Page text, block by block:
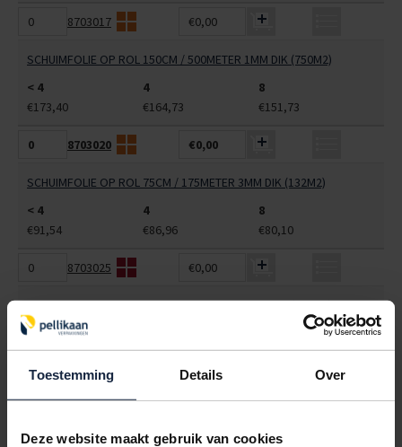
Toestemming Details Over
Deze website maakt gebruik van cookies
8703017 €0,00
SCHUIMFOLIE OP ROL 150CM / 500METER 1MM DIK (750M2)
< 4
4
8
€173,40
€164,73 €151,73
8703020 €0,00
SCHUIMFOLIE OP ROL 75CM / 175METER 3MM DIK (132M2)
< 4
4
8
€91,54
€86,96 €80,10
8703025 €0,00
SCHUIMFOLIE OP ROL 100CM / 175METER 3MM DIK (175M2)
< 4
€121,34
€115,27 €106,17